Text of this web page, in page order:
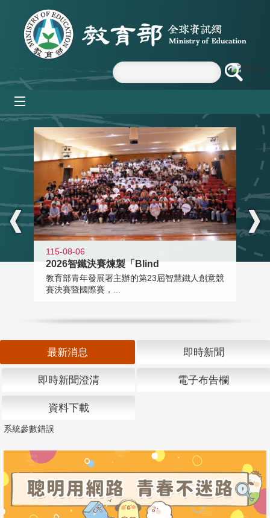
跳到主要內容區塊
:::
115-08-06
2026智鐵決賽煉製「Blind
教育部青年發展署主辦的第23屆智慧鐵人創意競
賽決賽暨國際賽，...
最新消息 即時新聞
即時新聞澄清 電子布告欄
資料下載
系統參數錯誤